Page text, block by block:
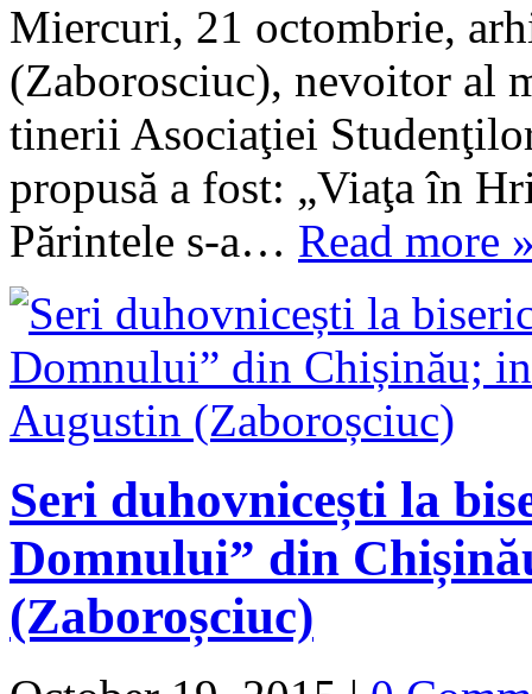
Miercuri, 21 octombrie,
(Zaborosciuc), nevoitor al
tinerii Asociaţiei
propusă a fost: „Viaţa în
Părintele s-a… Read more
Seri duhovnicești la
Domnului” din
(Zaboroșciuc)